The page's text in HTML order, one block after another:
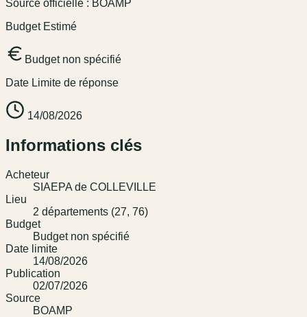
Source officielle : BOAMP
Budget Estimé
Budget non spécifié
Date Limite de réponse
14/08/2026
Informations clés
Acheteur
SIAEPA de COLLEVILLE
Lieu
2 départements (27, 76)
Budget
Budget non spécifié
Date limite
14/08/2026
Publication
02/07/2026
Source
BOAMP